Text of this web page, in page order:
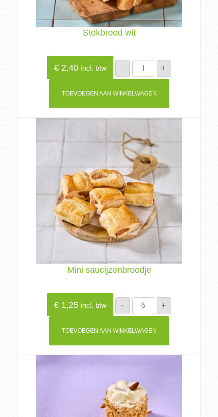
Stokbrood wit
€2,40 incl. btw -
Stokbrood
aantal
+
TOEVOEGEN AAN WINKELWAGEN
Mini saucijzenbroodje
€1,25 incl. btw -
Mini
saucijzenbroodje
aantal
+
TOEVOEGEN AAN WINKELWAGEN